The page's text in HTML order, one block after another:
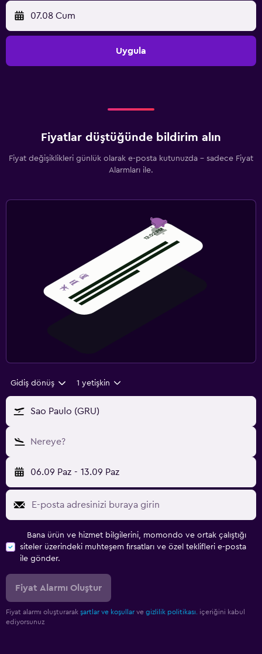
07.08 Cum
Uygula
Fiyatlar düştüğünde bildirim alın
Fiyat değişiklikleri günlük olarak e-posta kutunuzda - sadece Fiyat
Alarmları ile.
Gidiş dönüş 1 yetişkin
Sao Paulo (GRU)
Nereye?
06.09 Paz - 13.09 Paz
Bana ürün ve hizmet bilgilerini, momondo ve ortak çalıştığı
siteler üzerindeki muhteşem fırsatları ve özel teklifleri e-posta
ile gönder.
Fiyat Alarmı Oluştur
Fiyat alarmı oluşturarak şartlar ve koşullar ve gizlilik politikası.
içeriğini kabul
ediyorsunuz